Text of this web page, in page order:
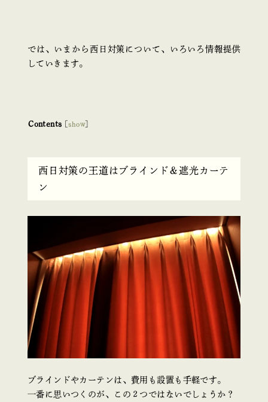
では、いまから西日対策について、いろいろ情報提供
していきます。
Contents [show]
西日対策の王道はブラインド＆遮光カーテ
ン
ブラインドやカーテンは、費用も設置も手軽です。
一番に思いつくのが、この２つではないでしょうか？